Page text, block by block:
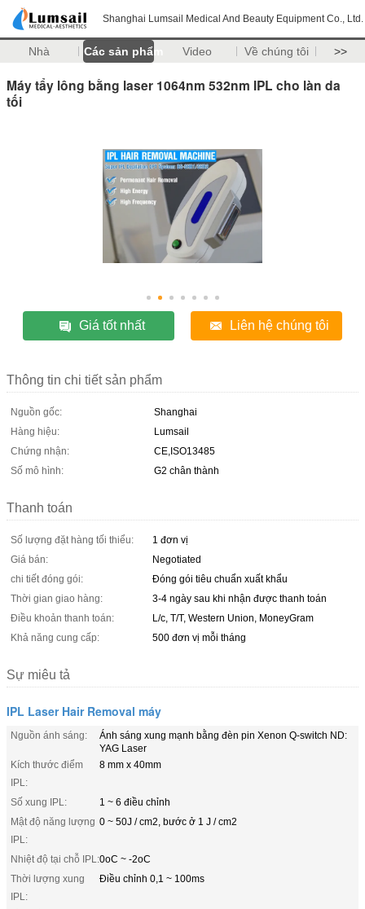
Shanghai Lumsail Medical And Beauty Equipment Co., Ltd.
Nhà Các sản phẩm Video Về chúng tôi >>
Máy tẩy lông bằng laser 1064nm 532nm IPL cho làn da
tối
Giá tốt nhất Liên hệ chúng tôi
Thông tin chi tiết sản phẩm
Nguồn gốc:
Shanghai
Hàng hiệu:
Lumsail
Chứng nhận:
CE,ISO13485
Số mô hình:
G2 chân thành
Thanh toán
Số lượng đặt hàng tối thiểu:
1 đơn vị
Giá bán:
Negotiated
chi tiết đóng gói:
Đóng gói tiêu chuẩn xuất khẩu
Thời gian giao hàng:
3-4 ngày sau khi nhận được thanh toán
Điều khoản thanh toán:
L/c, T/T, Western Union, MoneyGram
Khả năng cung cấp:
500 đơn vị mỗi tháng
Sự miêu tả
IPL Laser Hair Removal máy
Nguồn ánh sáng:
Ánh sáng xung mạnh bằng đèn pin Xenon Q-switch ND:
YAG Laser
Kích thước điểm
IPL:
8 mm x 40mm
Số xung IPL:
1 ~ 6 điều chỉnh
Mật độ năng lượng
IPL:
0 ~ 50J / cm2, bước ở 1 J / cm2
Nhiệt độ tại chỗ IPL:0oC ~ -2oC
Thời lượng xung
IPL:
Điều chỉnh 0,1 ~ 100ms